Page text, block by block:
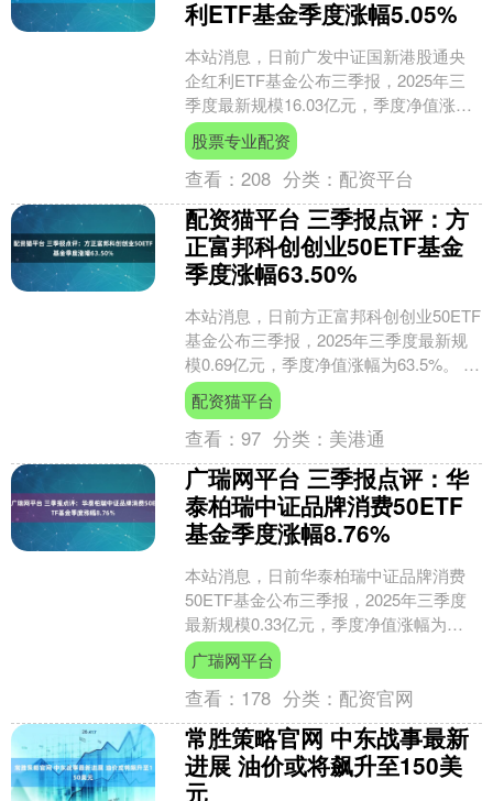
利ETF基金季度涨幅5.05%
本站消息，日前广发中证国新港股通央
企红利ETF基金公布三季报，2025年三
季度最新规模16.03亿元，季度净值涨幅
为5.05%。 从业绩表现来看，广发中证
国新港....
股票专业配资
查看：208 分类： 配资平台
配资猫平台 三季报点评：方
正富邦科创创业50ETF基金
季度涨幅63.50%
本站消息，日前方正富邦科创创业50ETF
基金公布三季报，2025年三季度最新规
模0.69亿元，季度净值涨幅为63.5%。 从
业绩表现来看，方正富邦科创创业50E....
配资猫平台
查看：97 分类： 美港通
广瑞网平台 三季报点评：华
泰柏瑞中证品牌消费50ETF
基金季度涨幅8.76%
本站消息，日前华泰柏瑞中证品牌消费
50ETF基金公布三季报，2025年三季度
最新规模0.33亿元，季度净值涨幅为
8.76%。 从业绩表现来看，华泰柏瑞中
证品牌消....
广瑞网平台
查看： 178 分类： 配资官网
常胜策略官网 中东战事最新
进展 油价或将飙升至150美
元